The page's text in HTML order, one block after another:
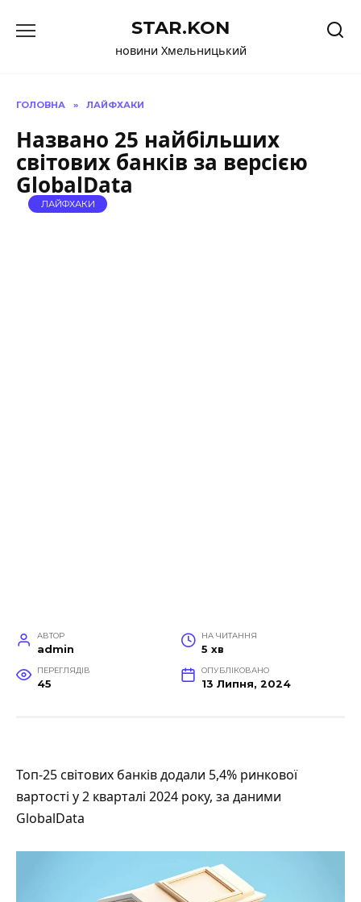
до
STAR.KON
новини Хмельницький
ГОЛОВНА » ЛАЙФХАКИ
Названо 25 найбільших
світових банків за версією
GlobalData
ЛАЙФХАКИ
АВТОР
admin
НА ЧИТАННЯ
5 хв
ПЕРЕГЛЯДІВ
45
ОПУБЛІКОВАНО
13 Липня, 2024
Топ-25 світових банків додали 5,4% ринкової
вартості у 2 кварталі 2024 року, за даними
GlobalData